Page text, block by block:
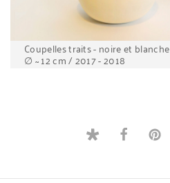
Coupelles traits - noire et blanche
∅ ~ 12 cm / 2017 - 2018